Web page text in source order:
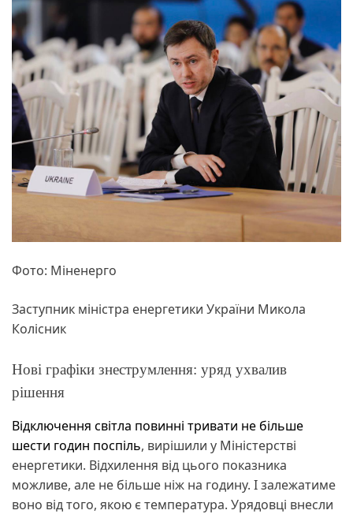
Фото: Міненерго
Заступник міністра енергетики України Микола
Колісник
Нові графіки знеструмлення: уряд ухвалив
рішення
Відключення світла повинні тривати не більше
шести годин поспіль, вирішили у Міністерстві
енергетики. Відхилення від цього показника
можливе, але не більше ніж на годину. І залежатиме
воно від того, якою є температура. Урядовці внесли